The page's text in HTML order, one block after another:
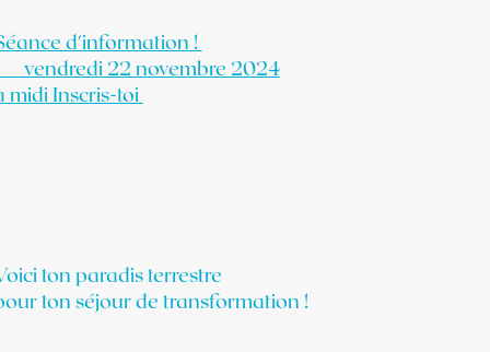
ton paradis terrestre
ton séjour de transformation !
d'information !
22 novembre 2024
midi Inscris-toi